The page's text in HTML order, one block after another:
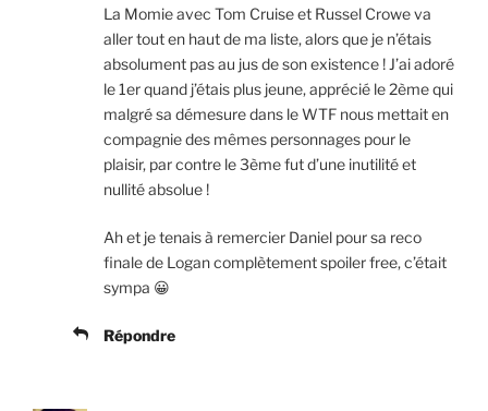
La Momie avec Tom Cruise et Russel Crowe va
aller tout en haut de ma liste, alors que je n’étais
absolument pas au jus de son existence ! J’ai adoré
le 1er quand j’étais plus jeune, apprécié le 2ème qui
malgré sa démesure dans le WTF nous mettait en
compagnie des mêmes personnages pour le
plaisir, par contre le 3ème fut d’une inutilité et
nullité absolue !
Ah et je tenais à remercier Daniel pour sa reco
finale de Logan complètement spoiler free, c’était
sympa 😀
Répondre